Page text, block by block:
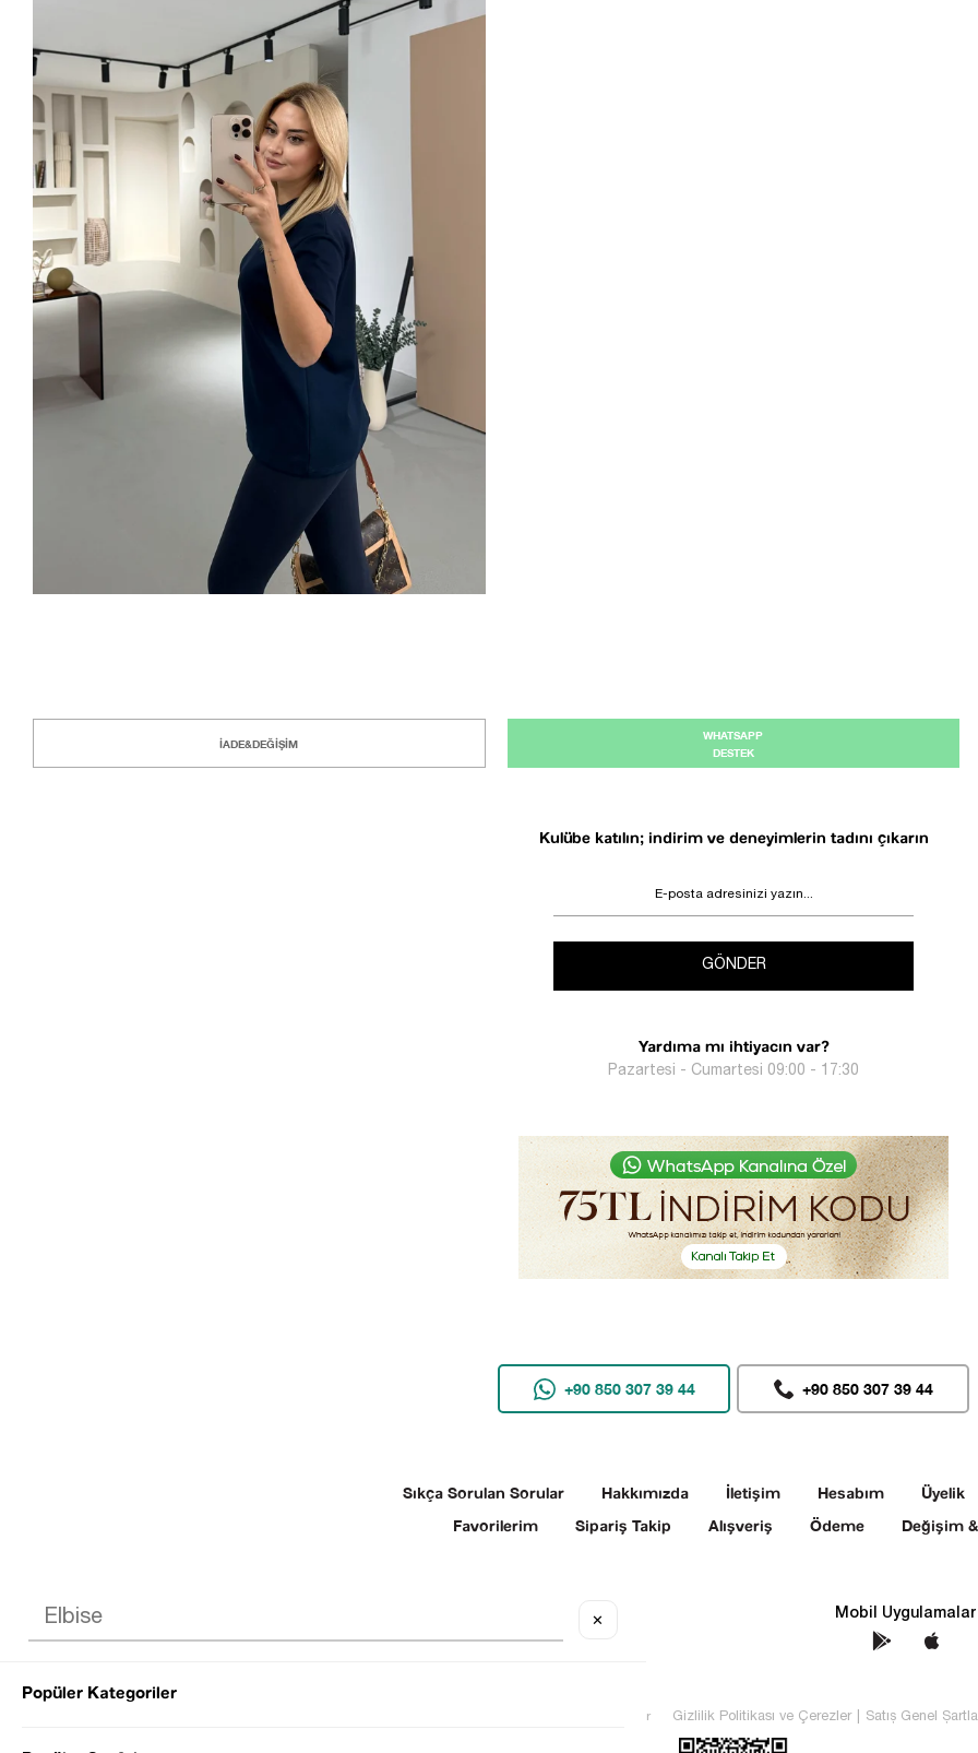
İADE&DEĞİŞİM
WHATSAPP
DESTEK
Kulübe katılın; indirim ve deneyimlerin tadını çıkarın
GÖNDER
Yardıma mı ihtiyacın var?
Pazartesi - Cumartesi 09:00 - 17:30
+90 850 307 39 44 +90 850 307 39 44
Sıkça Sorulan Sorular Hakkımızda İletişim Hesabım Üyelik
Favorilerim
Sipariş Takip Alışveriş Ödeme Değişim
Sosyal Medya Mobil Uygulamalar
© 2025 SEZGİ TEKİN Tüm hakları saklıdır Gizlilik Politikası ve Çerezler Satış Genel
✕
Popüler Kategoriler